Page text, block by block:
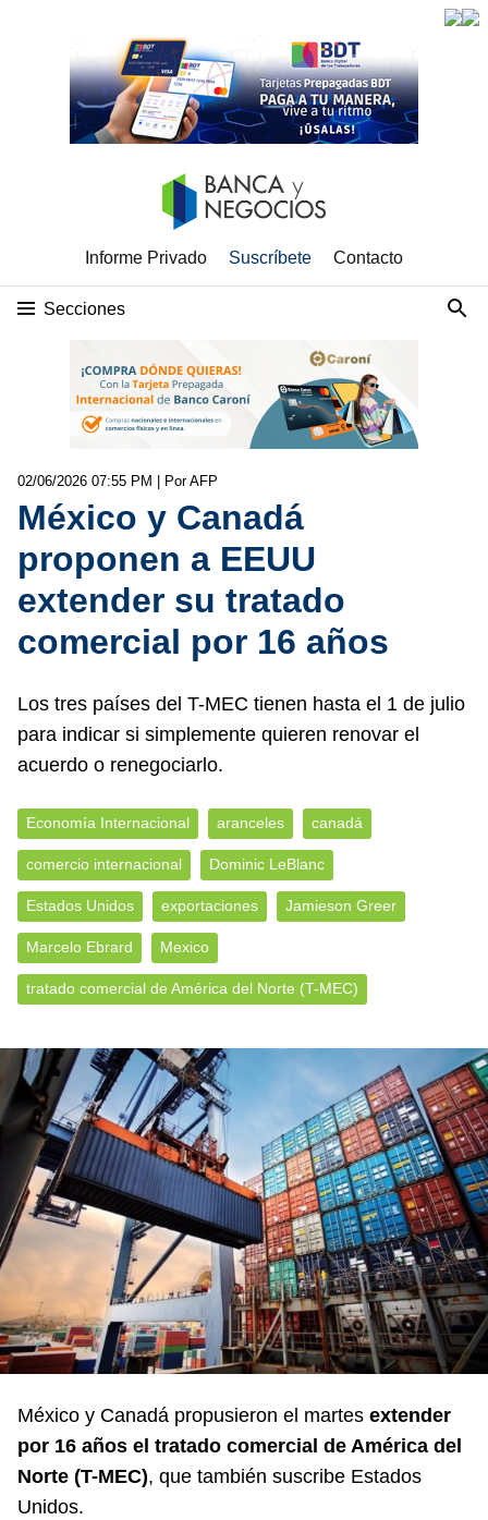
Informe Privado Suscríbete Contacto
Secciones
02/06/2026 07:55 PM | Por AFP
México y Canadá
proponen a EEUU
extender su tratado
comercial por 16 años
Los tres países del T-MEC tienen hasta el 1 de julio
para indicar si simplemente quieren renovar el
acuerdo o renegociarlo.
Economía Internacional aranceles canadá
comercio internacional Dominic LeBlanc
Estados Unidos exportaciones Jamieson Greer
Marcelo Ebrard Mexico
tratado comercial de América del Norte (T-MEC)
México y Canadá propusieron el martes extender
por 16 años el tratado comercial de América del
Norte (T-MEC), que también suscribe Estados
Unidos.